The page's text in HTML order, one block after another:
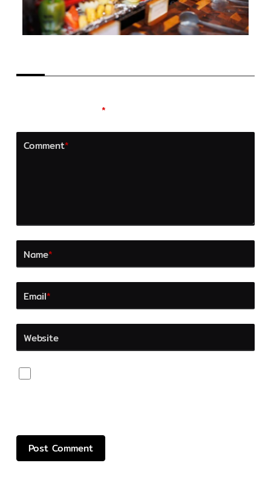
*
Comment*
Name*
Email*
Website